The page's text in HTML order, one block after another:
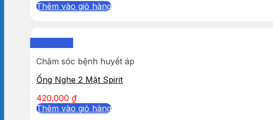
Thêm vào giỏ hàng
Chăm sóc bệnh huyết áp
Ống Nghe 2 Mặt Spirit
420.000 ₫
Thêm vào giỏ hàng